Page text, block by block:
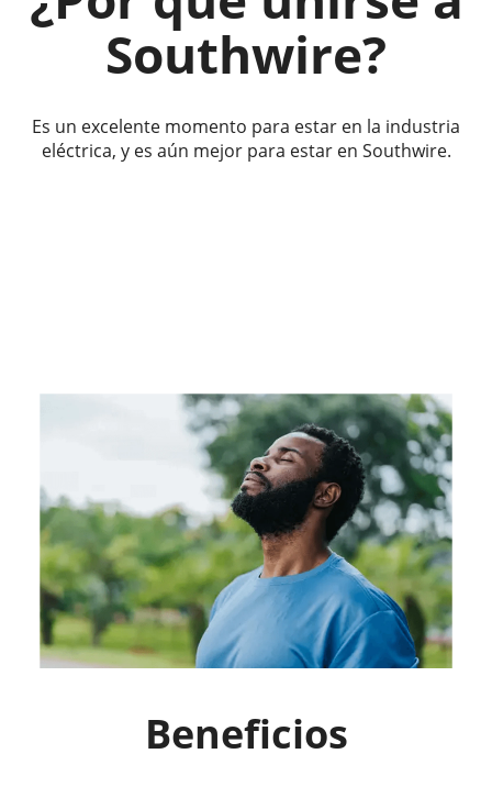
Southwire?
Es un excelente momento para estar en la industria
eléctrica, y es aún mejor para estar en Southwire.
Beneficios